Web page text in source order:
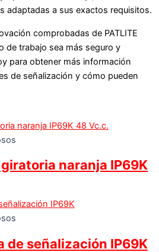
adaptadas a sus exactos requisitos.
comprobadas de PATLITE
de trabajo sea más seguro y
para obtener más información
de señalización y cómo pueden
giratoria naranja IP69K
de señalización IP69K